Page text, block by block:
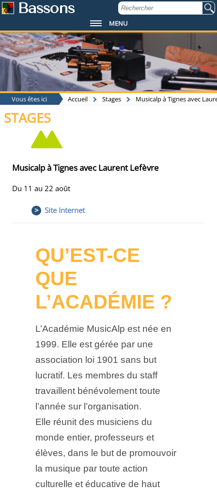
Bassons
MENU
Vous êtes ici Accueil Stages Musicalp à Tignes avec
STAGES
Musicalp à Tignes avec Laurent Lefèvre
Du 11 au 22 août
> Site Internet
QU’EST-CE
QUE
L’ACADÉMIE ?
L’Académie MusicAlp est née en
1999. Elle est gérée par une
association loi 1901 sans but
lucratif. Les membres du staff
travaillent bénévolement toute
l’année sur l’organisation.
Elle réunit des musiciens du
monde entier, professeurs et
élèves, dans le but de promouvoir
la musique par toute action
culturelle et éducative de haut